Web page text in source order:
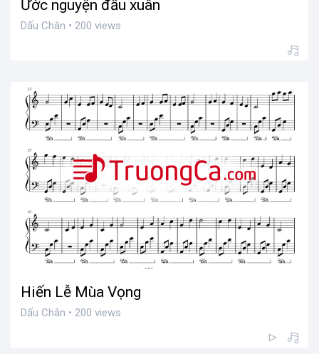
Ước nguyện đầu xuân
Dấu Chân • 200 views
Hiến Lễ Mùa Vọng
Dấu Chân • 200 views